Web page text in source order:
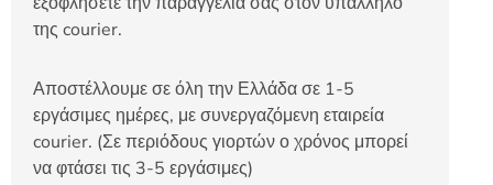
της courier.
Αποστέλλουμε σε όλη την Ελλάδα σε 1-5
εργάσιμες ημέρες, με συνεργαζόμενη εταιρεία
courier. (Σε περιόδους γιορτών ο χρόνος μπορεί
να φτάσει τις 3-5 εργάσιμες)